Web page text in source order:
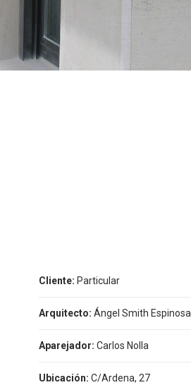
Cliente: Particular
Arquitecto: Ángel Smith Espinosa
Aparejador: Carlos Nolla
Ubicación: C/Ardena, 27